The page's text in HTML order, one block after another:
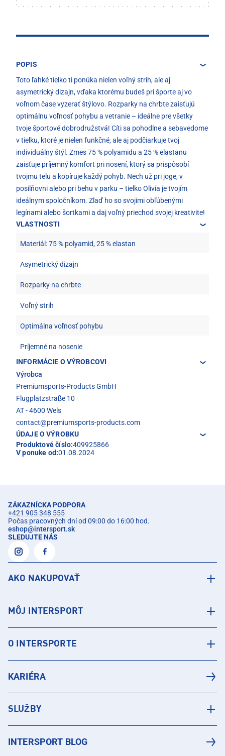
POPIS
Toto ľahké tielko ti ponúka nielen voľný strih, ale aj
asymetrický dizajn, vďaka ktorému budeš pri športe aj vo
voľnom čase vyzerať štýlovo. Rozparky na chrbte zaisťujú
optimálnu voľnosť pohybu a vetranie – ideálne pre všetky
tvoje športové dobrodružstvá! Cíti sa pohodlne a sebavedome
v tielku, ktoré je nielen funkčné, ale aj podčiarkuje tvoj
individuálny štýl. Zmes 75 % polyamidu a 25 % elastanu
zaisťuje príjemný komfort pri nosení, ktorý sa prispôsobí
tvojmu telu a kopíruje každý pohyb. Nech už pri joge, v
posilňovni alebo pri behu v parku – tielko Olivia je tvojím
ideálnym spoločníkom. Zlaď ho so svojimi obľúbenými
legínami alebo šortkami a daj voľný priechod svojej kreativite!
VLASTNOSTI
Materiál: 75 % polyamid, 25 % elastan
Asymetrický dizajn
Rozparky na chrbte
Voľný strih
Optimálna voľnosť pohybu
Príjemné na nosenie
INFORMÁCIE O VÝROBCOVI
Výrobca
Premiumsports-Products GmbH
Flugplatzstraße 10
AT - 4600 Wels
contact@premiumsports-products.com
ÚDAJE O VÝROBKU
Produktové číslo:409925866
V ponuke od:01.08.2024
ZÁKAZNÍCKA PODPORA
+421 905 348 555
Počas pracovných dní od 09:00 do 16:00 hod.
eshop@intersport.sk
SLEDUJTE NÁS
AKO NAKUPOVAŤ
MÔJ INTERSPORT
O INTERSPORTE
KARIÉRA
SLUŽBY
INTERSPORT BLOG